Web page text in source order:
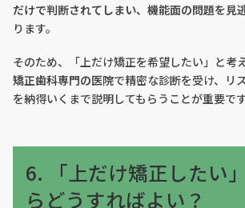
だけで判断されてしまい、機能面の問題を見
ります。
そのため、「上だけ矯正を希望したい」と考
矯正歯科専門の医院で精密な診断を受け、リ
を納得いくまで説明してもらうことが重要です
6. 「上だけ矯正したい
らどうすればよい？